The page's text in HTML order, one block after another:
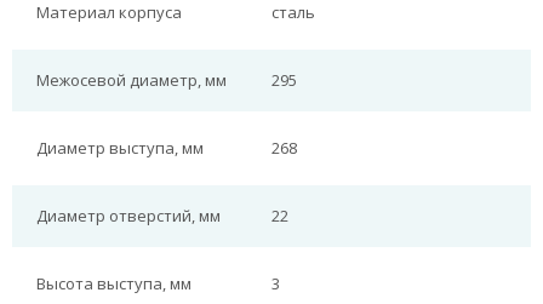
Материал корпуса сталь
Межосевой диаметр, мм 295
Диаметр выступа, мм 268
Диаметр отверстий, мм 22
Высота выступа, мм 3